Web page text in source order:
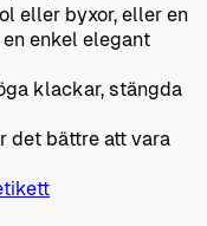
eller byxor, eller en
enkel elegant
klackar, stängda
det bättre att vara